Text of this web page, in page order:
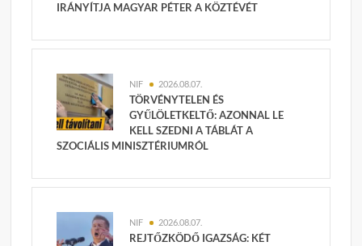
IRÁNYÍTJA MAGYAR PÉTER A KÖZTÉVÉT
NIF 2026.08.07.
TÖRVÉNYTELEN ÉS
GYŰLÖLETKELTŐ: AZONNAL LE
KELL SZEDNI A TÁBLÁT A
SZOCIÁLIS MINISZTÉRIUMRÓL
NIF 2026.08.07.
REJTŐZKÖDŐ IGAZSÁG: KÉT